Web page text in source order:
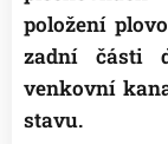
položení
zadní části
venkovní
stavu.